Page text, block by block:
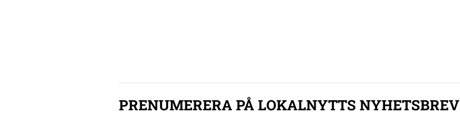
PRENUMERERA PÅ LOKALNYTTS NYHETSBREV